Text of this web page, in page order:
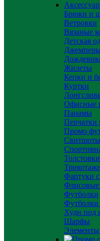
Брюки и
Ветровки
Вязаные
Детская
Жилеты
Кепки и
Куртки
Офисные
Панамы
Перчатки
Промо
Свитшоты
Толстовки
Фартуки
Флисовые
Футболки
Футболки
Худи под
Шарфы
Элементы